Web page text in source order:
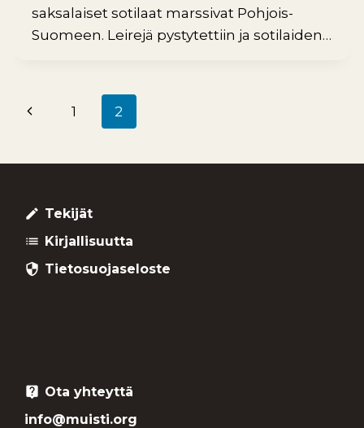
saksalaiset sotilaat marssivat Pohjois-
Suomeen. Leirejä pystytettiin ja sotilaiden…
Sivunavigointi
Edellinen
1 2
create Tekijät
list Kirjallisuutta
security Tietosuojaseloste
live_help
Ota yhteyttä
info@muisti.org